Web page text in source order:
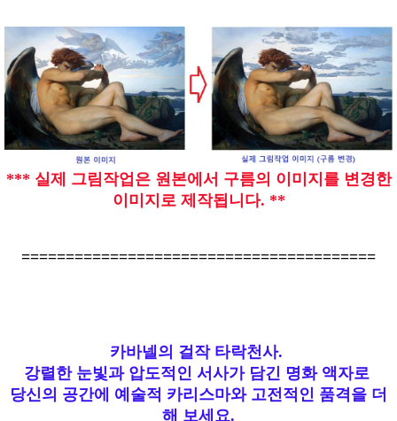
*** 실제 그림작업은 원본에서 구름의 이미지를 변경한
이미지로 제작됩니다. **
========================================
카바넬의 걸작 타락천사.
강렬한 눈빛과 압도적인 서사가 담긴 명화 액자로
당신의 공간에 예술적 카리스마와 고전적인 품격을 더
해 보세요.